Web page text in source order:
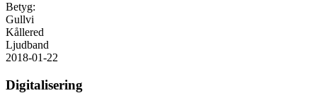
Betyg:
Gullvi
Kållered
Ljudband
2018-01-22
Digitalisering